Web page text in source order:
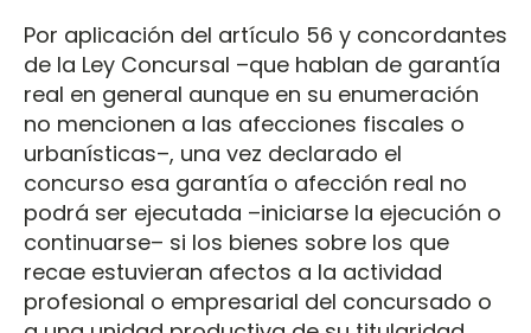
Por aplicación del artículo 56 y concordantes
de la Ley Concursal –que hablan de garantía
real en general aunque en su enumeración
no mencionen a las afecciones fiscales o
urbanísticas–, una vez declarado el
concurso esa garantía o afección real no
podrá ser ejecutada –iniciarse la ejecución o
continuarse– si los bienes sobre los que
recae estuvieran afectos a la actividad
profesional o empresarial del concursado o